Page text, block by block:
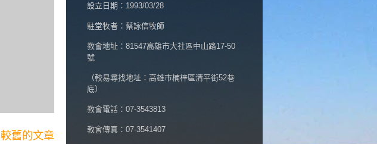
較舊的文章
設立日期：1993/03/28
駐堂牧者：蔡詠信牧師
教會地址： 81547高雄市大社區中山路17-50
號
（較易尋找地址：高雄市楠梓區清平街52巷
底）
教會電話：07-3543813
教會傳真：07-3541407